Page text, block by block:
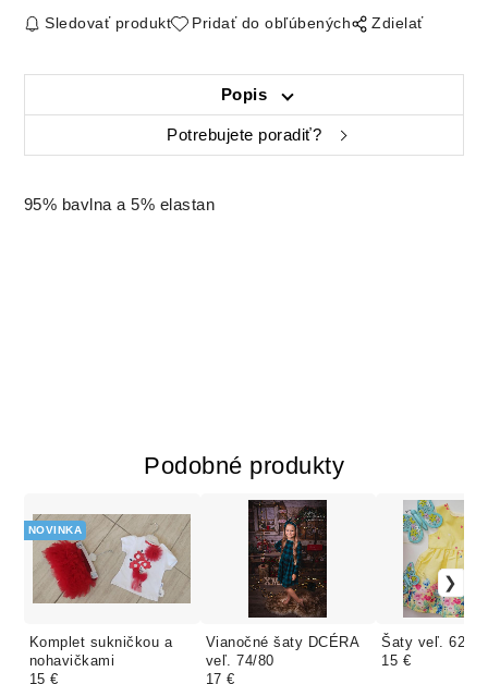
Sledovať produkt Pridať do obľúbených Zdielať
Popis
Potrebujete poradiť?
95% bavlna a 5% elastan
Podobné produkty
Komplet sukničkou a
nohavičkami
NOVINKA
15 €
Vianočné šaty DCÉRA
veľ. 74/80
17 €
Šaty veľ. 62
15 €